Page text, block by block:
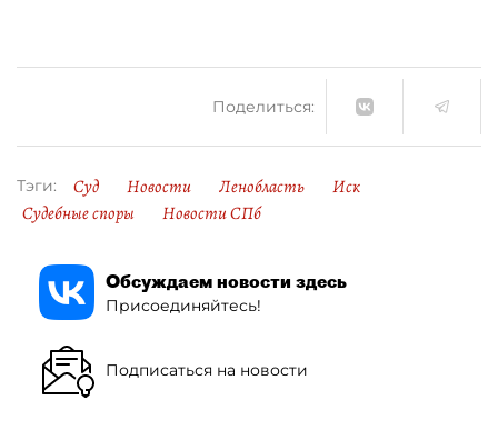
Поделиться:
Тэги: Суд Новости Ленобласть
Иск
Судебные споры
Новости СПб
Обсуждаем новости здесь
Присоединяйтесь!
Подписаться на новости